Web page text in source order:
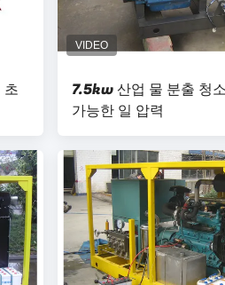
7.5kw 산업 물 분출 청
가능한 일 압력